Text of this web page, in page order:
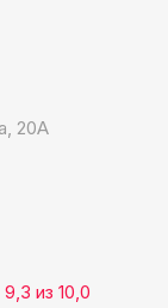
20А
9,3 из 10,0